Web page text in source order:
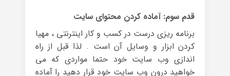
قدم سوم: آماده کردن محتوای سایت
برنامه ریزی درست در کسب و کار اینترنتی ، مهیا
کردن ابزار و وسایل آن است . لذا قبل از راه
اندازی وب سایت خود حتما مواردی که می
خواهید درون وب سایت خود قرار دهید را آماده